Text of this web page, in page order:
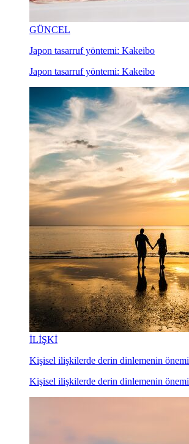
GÜNCEL
Japon tasarruf yöntemi: Kakeibo
Japon tasarruf yöntemi: Kakeibo
İLİŞKİ
Kişisel ilişkilerde derin dinlemenin önemi
Kişisel ilişkilerde derin dinlemenin önemi